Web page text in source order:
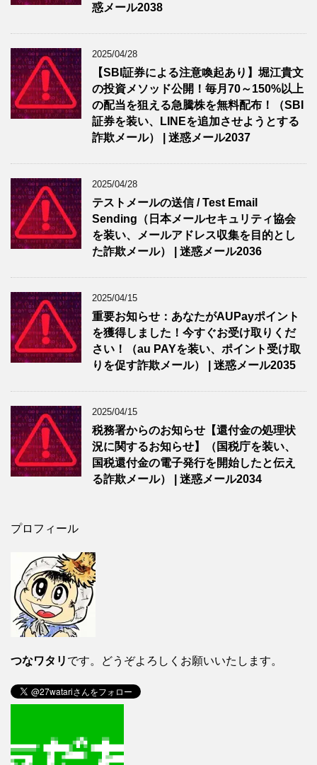
惑メール2038
2025/04/28
【SBI証券による注意喚起あり】堀江貴文
の投資メソッド公開！毎月70～150%以上
の配当を狙える急騰株を無料配布！（SBI
証券を装い、LINEを追加させようとする
詐欺メール） | 迷惑メール2037
2025/04/28
テストメールの送信 / Test Email
Sending（日本メールセキュリティ協会
を装い、メールアドレス収集を目的とし
た詐欺メール） | 迷惑メール2036
2025/04/15
重要お知らせ：あなたがAUPayポイント
を獲得しました！今すぐお受け取りくだ
さい！（au PAYを装い、ポイント受け取
りを促す詐欺メール） | 迷惑メール2035
2025/04/15
税務署からのお知らせ【還付金の処理状
況に関するお知らせ】（国税庁を装い、
国税還付金の電子発行を開始したと伝え
る詐欺メール） | 迷惑メール2034
プロフィール
つなワタリ です。どうぞよろしくお願いいたします。